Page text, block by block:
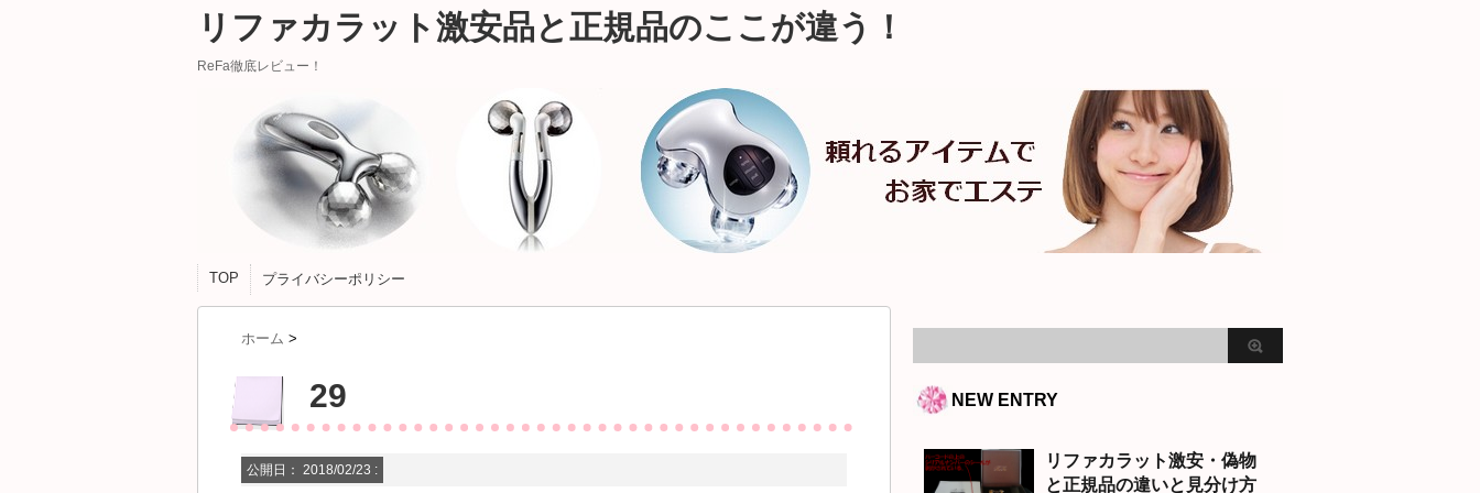
リファカラット激安品と正規品のここが違う！
ReFa徹底レビュー！
TOP プライバシーポリシー
ホーム >
29
公開日： 2018/02/23 :
NEW ENTRY
リファカラット激安・偽物
と正規品の違いと見分け方